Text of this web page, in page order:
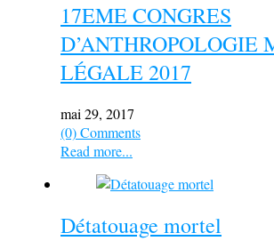
17EME CONGRES
D’ANTHROPOLOGIE
LÉGALE 2017
mai 29, 2017
(0) Comments
Read more...
Détatouage mortel